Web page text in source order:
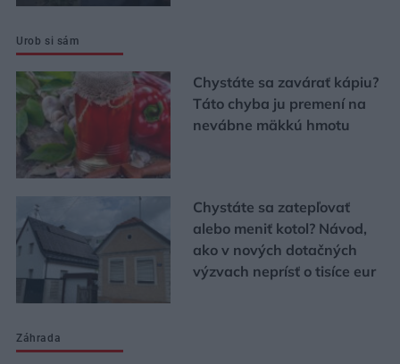
Urob si sám
Chystáte sa zavárať kápiu?
Táto chyba ju premení na
nevábne mäkkú hmotu
Chystáte sa zatepľovať
alebo meniť kotol? Návod,
ako v nových dotačných
výzvach neprísť o tisíce eur
Záhrada